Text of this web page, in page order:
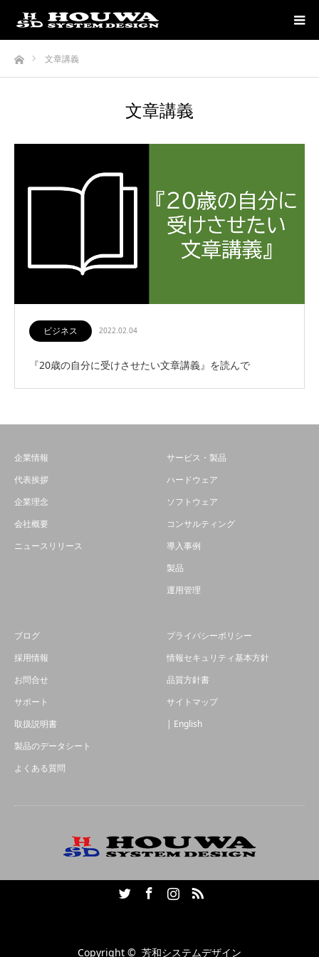
ホーム文章講義
文章講義
ビジネス 2022.02.04
『20歳の自分に受けさせたい文章講義』を読んで
企業情報
代表挨拶
企業理念
会社概要
ニュースリリース
サービス・製品
ハードウェア
ソフトウェア
コンサルティング
導入事例
製品
運用管理
ブログ
採用情報
お問合せ
サポート
取扱説明書
製品のデータシート
よくある質問
プライバシーポリシー
情報セキュリティ基本方針
品質方針書
サイトマップ
| English
TwitterFacebookInstagramRSS
Copyright © 芳和システムデザイン